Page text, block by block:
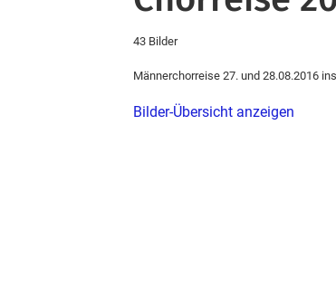
43 Bilder
Männerchorreise 27. und 28.08.2016
Bilder-Übersicht anzeigen